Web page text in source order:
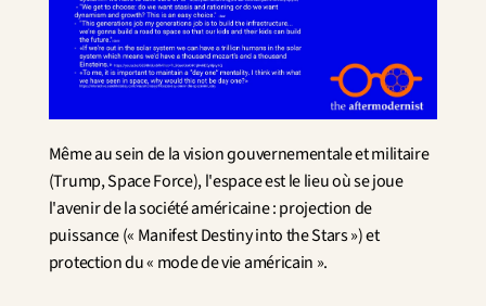
Même au sein de la vision gouvernementale et militaire
(Trump, Space Force), l'espace est le lieu où se joue
l'avenir de la société américaine : projection de
puissance (« Manifest Destiny into the Stars ») et
protection du « mode de vie américain ».